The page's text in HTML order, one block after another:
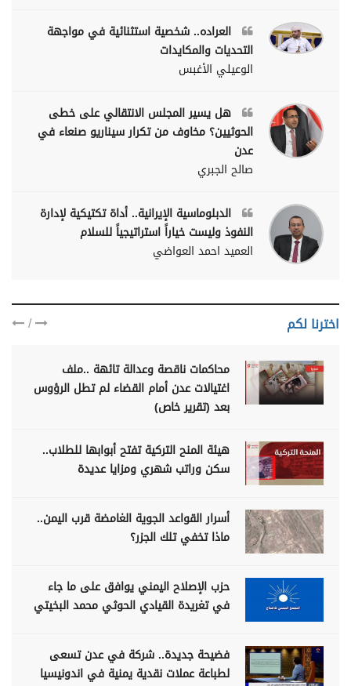
العراده.. شخصية استثنائية في مواجهة
التحديات والمكايدات
الوعيلي الأغبس
هل يسير المجلس الانتقالي على خطى
الحوثيين؟ مخاوف من تكرار سيناريو صنعاء في
عدن
صالح الجبري
الدبلوماسية الإيرانية.. أداة تكتيكية لإدارة
النفوذ وليست خياراً استراتيجياً للسلام
العميد احمد العواضي
اخترنا لكم /
محاكمات ناقصة وعدالة تائهة ..ملف
اغتيالات عدن أمام القضاء لم تطل الرؤوس
بعد (تقرير خاص)
هيئة المنح التركية تفتح أبوابها للطلاب..
سكن وراتب شهري ومزايا عديدة
أسرار القواعد الجوية الغامضة قرب اليمن..
ماذا تخفي تلك الجزر؟
حزب الإصلاح اليمني يوافق على ما جاء
في تغريدة القيادي الحوثي محمد البخيتي
فضيحة جديدة.. شركة في عدن تسعى
لطباعة عملات نقدية يمنية في اندونيسيا